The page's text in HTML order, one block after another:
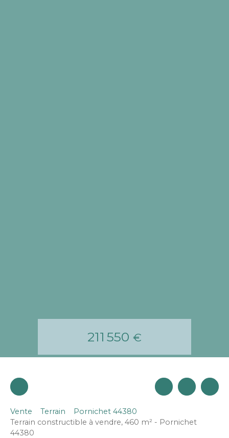
211 550 €
Vente Terrain
Pornichet 44380
Terrain constructible à vendre, 460 m² - Pornichet
44380